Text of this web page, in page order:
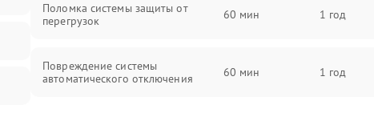
Поломка системы защиты от
перегрузок
60 мин 1 год
Повреждение системы
автоматического отключения
60 мин 1 год